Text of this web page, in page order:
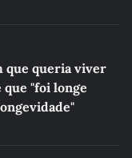
que queria viver
que "foi longe